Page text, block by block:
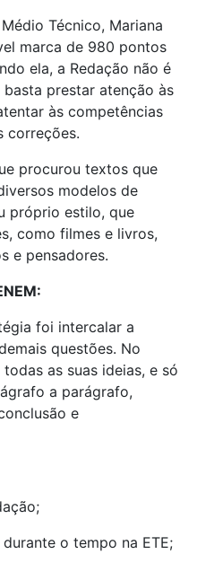
Técnico, Mariana
marca de 980 pontos
ela, a Redação não é
basta prestar atenção às
às competências
correções.
procurou textos que
modelos de
próprio estilo, que
como filmes e livros,
e pensadores.
foi intercalar a
questões. No
as suas ideias, e só
a parágrafo,
e
o tempo na ETE;